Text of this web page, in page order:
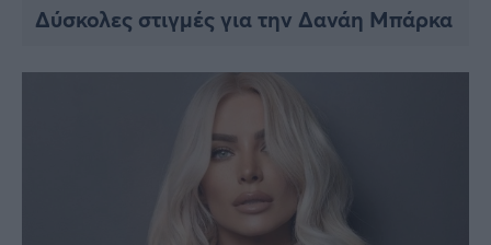
Δύσκολες στιγμές για την Δανάη Μπάρκα